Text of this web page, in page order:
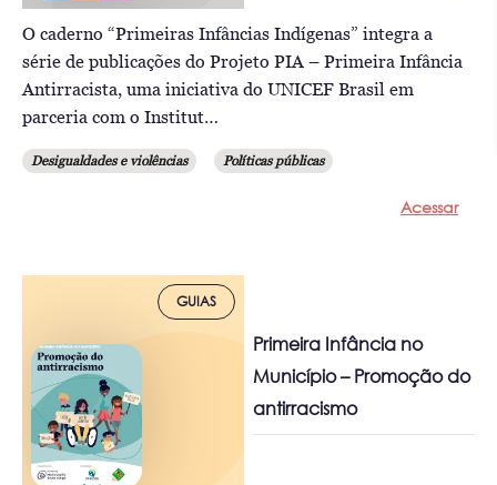
O caderno “Primeiras Infâncias Indígenas” integra a
série de publicações do Projeto PIA – Primeira Infância
Antirracista, uma iniciativa do UNICEF Brasil em
parceria com o Institut…
Desigualdades e violências Políticas públicas
Acessar
GUIAS
Primeira Infância no
Município – Promoção do
antirracismo